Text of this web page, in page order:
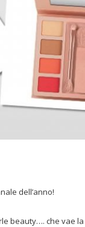
dell’anno!
beauty…. che vae